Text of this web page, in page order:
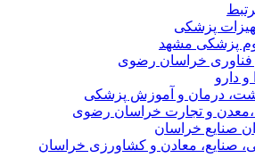
پزشکی
پزشکی مشهد
فناوری خراسان رضوی
دارو
درمان و آموزش پزشکی
و تجارت خراسان رضوی
صنایع خراسان
صنایع، معادن و کشاورزی خراسان